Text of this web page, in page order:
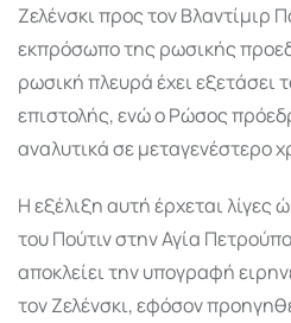
Ζελένσκι προς τον Βλαντίμιρ
εκπρόσωπο της ρωσικής
ρωσική πλευρά έχει εξετάσει
επιστολής, ενώ ο Ρώσος
αναλυτικά σε μεταγενέστερο
Η εξέλιξη αυτή έρχεται λίγες
του Πούτιν στην Αγία
αποκλείει την υπογραφή
τον Ζελένσκι, εφόσον